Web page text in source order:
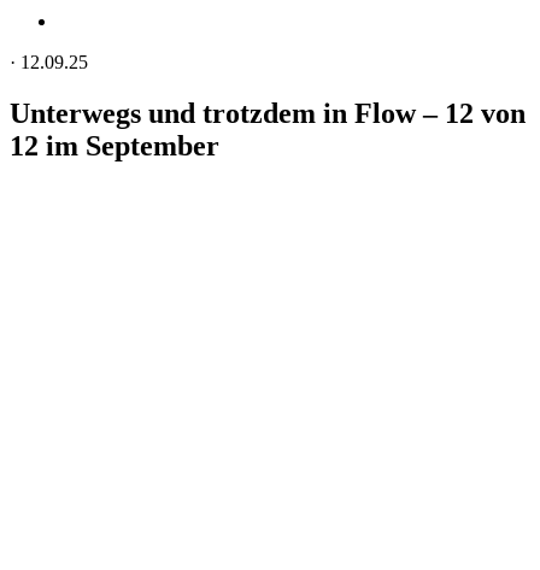
· 12.09.25
Unterwegs und trotzdem in Flow – 12 von
12 im September